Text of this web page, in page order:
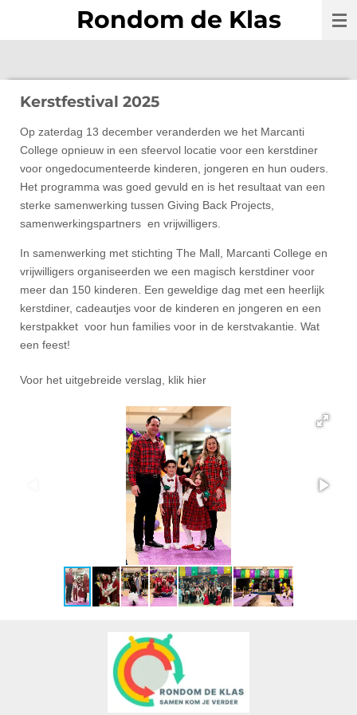
Rondom de Klas
Kerstfestival 2025
Op zaterdag 13 december veranderden we het Marcanti
College opnieuw in een sfeervol locatie voor een kerstdiner
voor ongedocumenteerde kinderen, jongeren en hun ouders.
Het programma was goed gevuld en is het resultaat van een
sterke samenwerking tussen Giving Back Projects,
samenwerkingspartners en vrijwilligers.
In samenwerking met stichting The Mall, Marcanti College en
vrijwilligers organiseerden we een magisch kerstdiner voor
meer dan 150 kinderen. Een geweldige dag met een heerlijk
kerstdiner, cadeautjes voor de kinderen en jongeren en een
kerstpakket voor hun families voor in de kerstvakantie. Wat
een feest!
Voor het uitgebreide verslag, klik hier